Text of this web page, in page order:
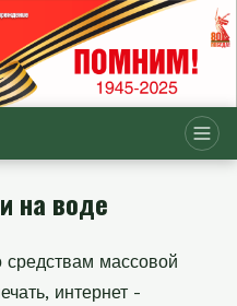
на воде
массовой
интернет -